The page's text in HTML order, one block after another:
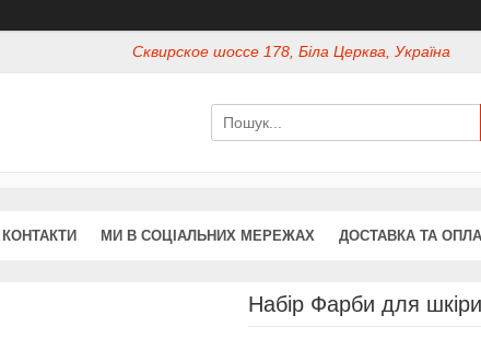
Сквирское шоссе 178, Біла Церква, Україна
КОНТАКТИ МИ В СОЦІАЛЬНИХ МЕРЕЖАХ ДОСТАВКА ТА
Набір Фарби для